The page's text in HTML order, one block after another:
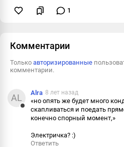
1
Комментарии
Только авторизированные
комментарии.
AL Alra 8 лет назад
«но опять же будет много
скапливаться и поедать
конечно спорный момент,»
Электричка? :)
Ответить